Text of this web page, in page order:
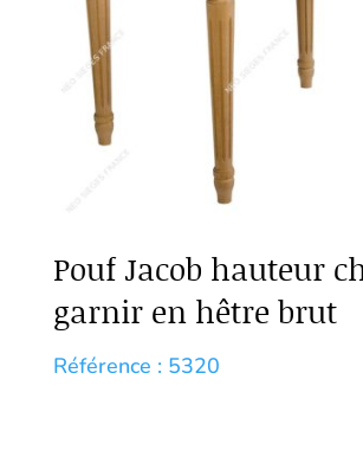
Pouf Jacob hauteur
garnir en hêtre brut
Référence : 5320